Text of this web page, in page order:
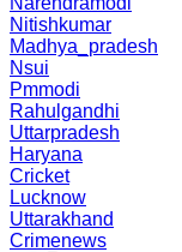
Nitishkumar
Madhya_pradesh
Nsui
Pmmodi
Rahulgandhi
Uttarpradesh
Haryana
Cricket
Lucknow
Uttarakhand
Crimenews